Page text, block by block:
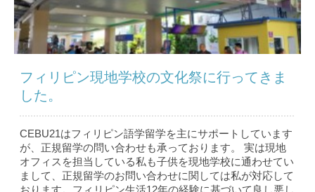
フィリピン現地学校の文化祭に行ってきま
した。
CEBU21はフィリピン語学留学を主にサポートしています
が、正規留学の問い合わせも承っております。 実は現地
オフィスを担当している私も子供を現地学校に通わせてい
まして、正規留学のお問い合わせに関しては私が対応して